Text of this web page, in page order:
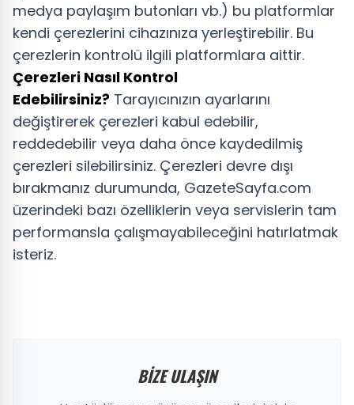
medya paylaşım butonları vb.) bu platformlar
kendi çerezlerini cihazınıza yerleştirebilir. Bu
çerezlerin kontrolü ilgili platformlara aittir.
Çerezleri Nasıl Kontrol
Edebilirsiniz? Tarayıcınızın ayarlarını
değiştirerek çerezleri kabul edebilir,
reddedebilir veya daha önce kaydedilmiş
çerezleri silebilirsiniz. Çerezleri devre dışı
bırakmanız durumunda, GazeteSayfa.com
üzerindeki bazı özelliklerin veya servislerin tam
performansla çalışmayabileceğini hatırlatmak
isteriz.
BİZE ULAŞIN